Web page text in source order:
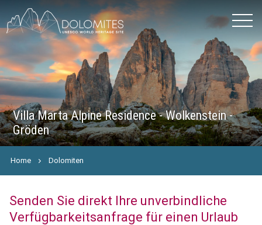
Villa Marta Alpine Residence - Wolkenstein -
Gröden
Home Dolomiten
Senden Sie direkt Ihre unverbindliche
Verfügbarkeitsanfrage für einen Urlaub